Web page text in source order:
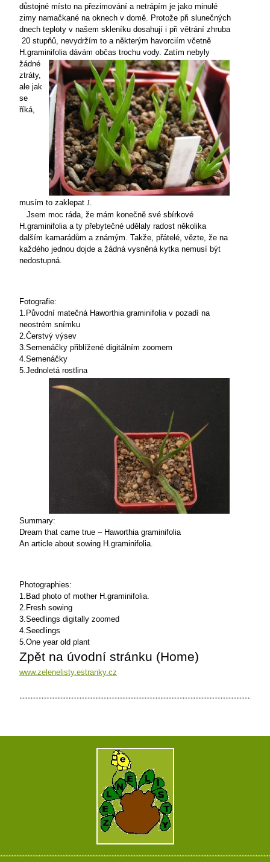
důstojné místo na přezimování a netrápím je jako minulé
zimy namačkané na oknech v domě. Protože při slunečných
dnech teploty v našem skleníku dosahují i při větrání zhruba
20 stupňů, nevydržím to a některým havorciím včetně
H.graminifolia dávám občas trochu vody. Zatím nebyly
žádné
ztráty,
ale jak
se
říká,
musím to zaklepat J.
Jsem moc ráda, že mám konečně své sbírkové
H.graminifolia a ty přebytečné udělaly radost několika
dalším kamarádům a známým. Takže, přátelé, vězte, že na
každého jednou dojde a žádná vysněná kytka nemusí být
nedostupná.
Fotografie:
1.Původní matečná Haworthia graminifolia v pozadí na
neostrém snímku
2.Čerstvý výsev
3.Semenáčky přiblížené digitálním zoomem
4.Semenáčky
5.Jednoletá rostlina
Summary:
Dream that came true – Haworthia graminifolia
An article about sowing H.graminifolia.
Photographies:
1.Bad photo of mother H.graminifolia.
2.Fresh sowing
3.Seedlings digitally zoomed
4.Seedlings
5.One year old plant
Zpět na úvodní stránku (Home)
www.zelenelisty.estranky.cz